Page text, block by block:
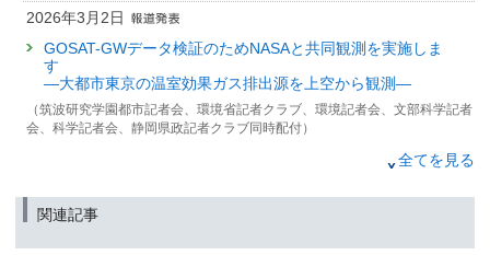
2026年3月2日
GOSAT-GWデータ検証のためNASAと共同観測を実施しま
す
—大都市東京の温室効果ガス排出源を上空から観測—
（筑波研究学園都市記者会、環境省記者クラブ、環境記者会、文部科学記者
会、科学記者会、静岡県政記者クラブ同時配付）
しました【国環研View LITE】
2025年12月16日
全てを見る
関連記事